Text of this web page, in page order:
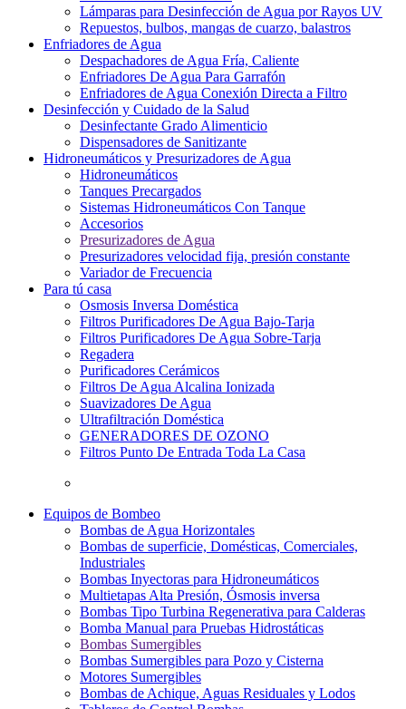
Lámparas para Desinfección de Agua por Rayos UV
Repuestos, bulbos, mangas de cuarzo, balastros
Enfriadores de Agua
Despachadores de Agua Fría, Caliente
Enfriadores De Agua Para Garrafón
Enfriadores de Agua Conexión Directa a Filtro
Desinfección y Cuidado de la Salud
Desinfectante Grado Alimenticio
Dispensadores de Sanitizante
Hidroneumáticos y Presurizadores de Agua
Hidroneumáticos
Tanques Precargados
Sistemas Hidroneumáticos Con Tanque
Accesorios
Presurizadores de Agua
Presurizadores velocidad fija, presión constante
Variador de Frecuencia
Para tú casa
Osmosis Inversa Doméstica
Filtros Purificadores De Agua Bajo-Tarja
Filtros Purificadores De Agua Sobre-Tarja
Regadera
Purificadores Cerámicos
Filtros De Agua Alcalina Ionizada
Suavizadores De Agua
Ultrafiltración Doméstica
GENERADORES DE OZONO
Filtros Punto De Entrada Toda La Casa
Equipos de Bombeo
Bombas de Agua Horizontales
Bombas de superficie, Domésticas, Comerciales,
Industriales
Bombas Inyectoras para Hidroneumáticos
Multietapas Alta Presión, Ósmosis inversa
Bombas Tipo Turbina Regenerativa para Calderas
Bomba Manual para Pruebas Hidrostáticas
Bombas Sumergibles
Bombas Sumergibles para Pozo y Cisterna
Motores Sumergibles
Bombas de Achique, Aguas Residuales y Lodos